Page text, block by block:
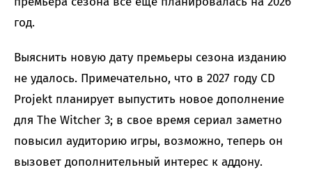
год.
Выяснить новую дату премьеры сезона изданию
не удалось. Примечательно, что в 2027 году CD
Projekt планирует выпустить новое дополнение
для The Witcher 3; в свое время сериал заметно
повысил аудиторию игры, возможно, теперь он
вызовет дополнительный интерес к аддону.